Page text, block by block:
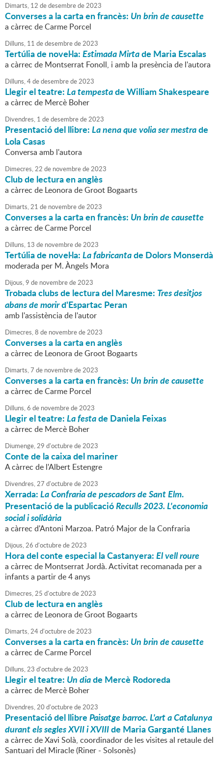
Dimarts, 12 dedesembrede2023
Converses a la carta en francès: Un brin de causette
a càrrec de Carme Porcel
Dilluns, 11 dedesembrede2023
Tertúlia de novel·la:Estimada Mirtade Maria Escalas
a càrrec de Montserrat Fonoll, i amb la presència de l'autora
Dilluns,4dedesembrede2023
Llegir el teatre:La tempestade William Shakespeare
a càrrec de Mercè Boher
Divendres, 1 dedesembrede2023
Presentació del llibre:La nena que volia ser mestrade
Lola Casas
Conversa amb l'autora
Dimecres,22 de novembrede2023
Club de lectura en anglès
a càrrec de Leonora de Groot Bogaarts
Dimarts,21 de novembrede2023
Converses a la carta en francès: Un brin de causette
a càrrec de Carme Porcel
Dilluns, 13 de novembrede2023
Tertúlia de novel·la:La fabricantade Dolors Monserdà
moderada per M. Àngels Mora
Dijous,9 de novembrede2023
Trobada clubs de lectura del Maresme: Tres desitjos
abans de morird'Espartac Peran
amb l'assistència de l'autor
Dimecres,8 de novembrede2023
Converses a la carta en anglès
a càrrec de Leonora de Groot Bogaarts
Dimarts,7 de novembrede2023
Converses a la carta en francès: Un brin de causette
a càrrec de Carme Porcel
Dilluns,6 de novembrede2023
Llegir el teatre:La festade Daniela Feixas
a càrrec de Mercè Boher
Diumenge,29 d'octubrede2023
Conte de la caixa del mariner
A càrrec de l'Albert Estengre
Divendres,27 d'octubrede2023
Xerrada:La Confraria de pescadors de Sant Elm.
Presentació de la publicacióReculls 2023. L'economia
social i solidària
a càrrec d'Antoni Marzoa. Patró Major de la Confraria
Dijous,26 d'octubrede2023
Hora del conte especial la Castanyera:El vell roure
a càrrec de Montserrat Jordà. Activitat recomanada per a
infants a partir de 4 anys
Dimecres,25 d'octubrede2023
Club de lectura en anglès
a càrrec de Leonora de Groot Bogaarts
Dimarts,24d'octubrede2023
Converses a la carta en francès: Un brin de causette
a càrrec de Carme Porcel
Dilluns,23 d'octubrede2023
Llegir el teatre: Un diade Mercè Rodoreda
a càrrec de Mercè Boher
Divendres,20 d'octubrede2023
Presentació del llibrePaisatge barroc. L'art a Catalunya
durant els segles XVII i XVIIIde Maria Garganté Llanes
a càrrec de Xavi Solà, coordinador de les visites al retaule del
Santuari del Miracle (Riner - Solsonès)